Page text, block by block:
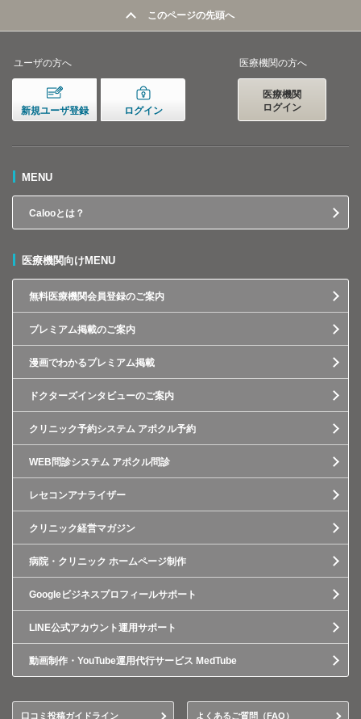
このページの先頭へ
ユーザの方へ
新規ユーザ登録 ログイン
医療機関の方へ
医療機関
ログイン
MENU
Calooとは？
医療機関向けMENU
無料医療機関会員登録のご案内
プレミアム掲載のご案内
漫画でわかるプレミアム掲載
ドクターズインタビューのご案内
クリニック予約システム アポクル予約
WEB問診システム アポクル問診
レセコンアナライザー
クリニック経営マガジン
病院・クリニック ホームページ制作
Googleビジネスプロフィールサポート
LINE公式アカウント運用サポート
動画制作・YouTube運用代行サービス MedTube
口コミ投稿ガイドライン よくあるご質問（FAQ）